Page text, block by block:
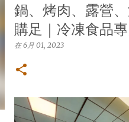
鍋、烤肉、露營
購足｜冷凍食品
在6月 01, 2023